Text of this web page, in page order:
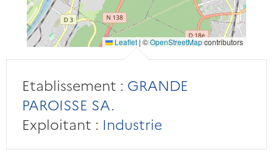
Leaflet | ©OpenStreetMapcontributors
Etablissement : GRANDE
PAROISSE SA.
Exploitant : Industrie